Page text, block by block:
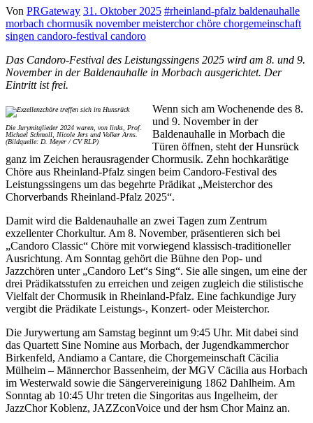
Von PRGateway 31. Oktober 2025 #rheinland-pfalz baldenauhalle
morbach chormusik november meisterchor chöre chorgemeinschaft
singen candoro-festival candoro
Das Candoro-Festival des Leistungssingens 2025 wird am 8. und 9.
November in der Baldenauhalle in Morbach ausgerichtet. Der
Eintritt ist frei.
Die Jurymitglieder 2024 waren, von links, Prof.
Michael Schmoll, Nicole Jers und Volker Arns.
(Bildquelle: D. Meyer / CV RLP)
Wenn sich am Wochenende des 8.
und 9. November in der
Baldenauhalle in Morbach die
Türen öffnen, steht der Hunsrück
ganz im Zeichen herausragender Chormusik. Zehn hochkarätige
Chöre aus Rheinland-Pfalz singen beim Candoro-Festival des
Leistungssingens um das begehrte Prädikat „Meisterchor des
Chorverbands Rheinland-Pfalz 2025“.
Damit wird die Baldenauhalle an zwei Tagen zum Zentrum
exzellenter Chorkultur. Am 8. November, präsentieren sich bei
„Candoro Classic“ Chöre mit vorwiegend klassisch-traditioneller
Ausrichtung. Am Sonntag gehört die Bühne den Pop- und
Jazzchören unter „Candoro Let“s Sing“. Sie alle singen, um eine der
drei Prädikatsstufen zu erreichen und zeigen zugleich die stilistische
Vielfalt der Chormusik in Rheinland-Pfalz. Eine fachkundige Jury
vergibt die Prädikate Leistungs-, Konzert- oder Meisterchor.
Die Jurywertung am Samstag beginnt um 9:45 Uhr. Mit dabei sind
das Quartett Sine Nomine aus Morbach, der Jugendkammerchor
Birkenfeld, Andiamo a Cantare, die Chorgemeinschaft Cäcilia
Mülheim – Männerchor Bassenheim, der MGV Cäcilia aus Horbach
im Westerwald sowie die Sängervereinigung 1862 Dahlheim. Am
Sonntag ab 10:45 Uhr treten die Singoritas aus Ingelheim, der
JazzChor Koblenz, JAZZconVoice und der hsm Chor Mainz an.